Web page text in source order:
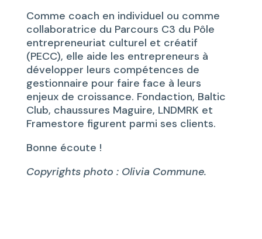
Comme coach en individuel ou comme
collaboratrice du Parcours C3 du Pôle
entrepreneuriat culturel et créatif
(PECC), elle aide les entrepreneurs à
développer leurs compétences de
gestionnaire pour faire face à leurs
enjeux de croissance. Fondaction, Baltic
Club, chaussures Maguire, LNDMRK et
Framestore figurent parmi ses clients.
Bonne écoute !
Copyrights photo : Olivia Commune.